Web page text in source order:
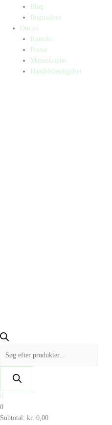
Blog
Bogtrailere
Om os
Kontakt
Presse
Manuskripter
Handelsbetingelser
0
0
Subtotal: kr. 0,00